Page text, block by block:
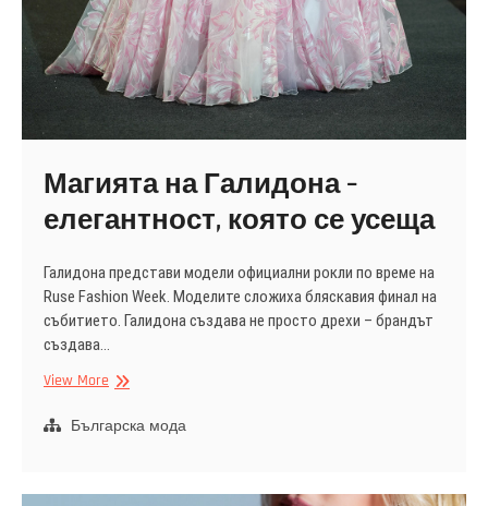
Магията на Галидона –
елегантност, която се усеща
Галидона представи модели официални рокли по време на
Ruse Fashion Week. Моделите сложиха бляскавия финал на
събитието. Галидона създава не просто дрехи – брандът
създава…
View MoreМагията
Галидона
която
Българска мода